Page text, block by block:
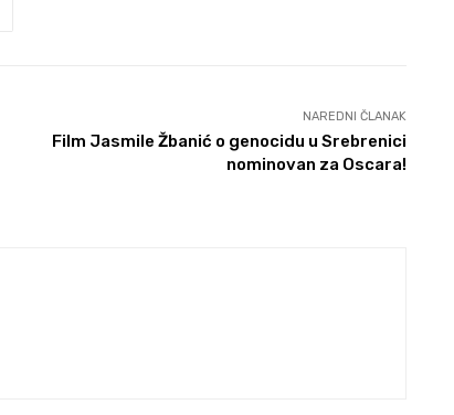
NAREDNI ČLANAK
Film Jasmile Žbanić o genocidu u Srebrenici
nominovan za Oscara!